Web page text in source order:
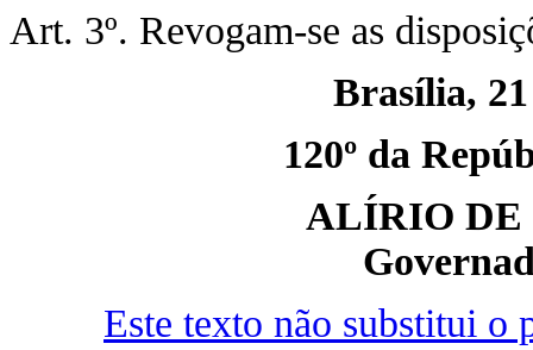
Art. 3º. Revogam-se as
Brasília,
120º da
ALÍRIO DE
Este texto não substitui o